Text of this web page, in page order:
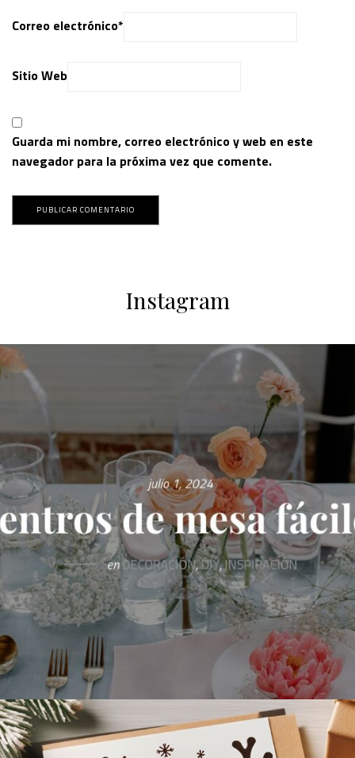
Correo electrónico*
Sitio Web
Guarda mi nombre, correo electrónico y web en este
navegador para la próxima vez que comente.
Instagram